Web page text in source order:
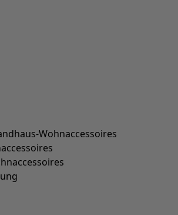
Wohnaccessoires